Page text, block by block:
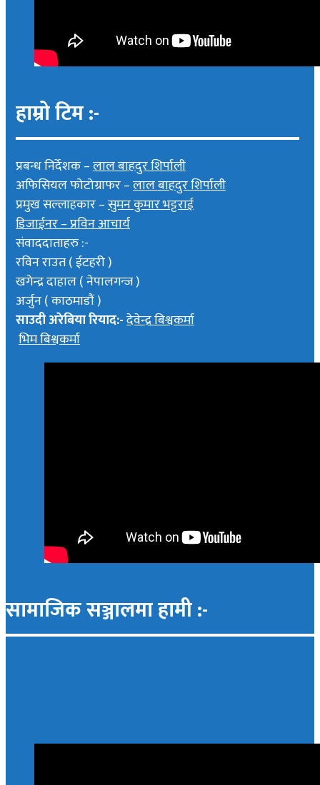
हाम्रो टिम :-
प्रबन्ध निर्देशक –लाल बाहदुर शिर्पाली
अफिसियल फोटोग्राफर –लाल बाहदुर शिर्पाली
प्रमुख सल्लाहकार –सुमन कुमार भट्टराई
डिजाईनर – प्रविन आचार्य
संवाददाताहरु :-
रविन राउत ( ईटहरी )
खगेन्द्र दाहाल ( नेपालगन्ज )
अर्जुन ( काठमाडौं )
साउदी अरेबिया रियाद:-देवेन्द्र बिश्वकर्मा
भिम बिश्वकर्मा
सामाजिक सञ्जालमा हामी :-